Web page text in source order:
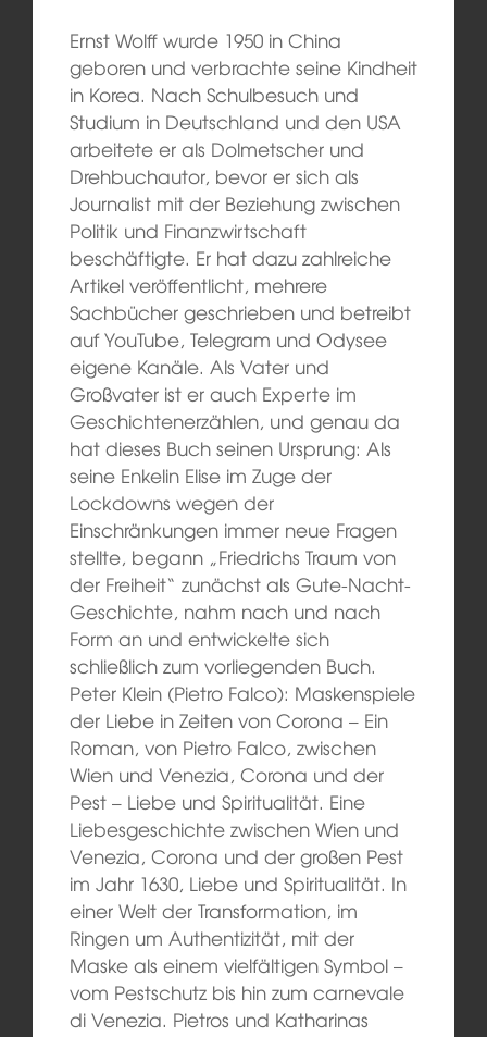
Ernst Wolff wurde 1950 in China
geboren und verbrachte seine Kindheit
in Korea. Nach Schulbesuch und
Studium in Deutschland und den USA
arbeitete er als Dolmetscher und
Drehbuchautor, bevor er sich als
Journalist mit der Beziehung zwischen
Politik und Finanzwirtschaft
beschäftigte. Er hat dazu zahlreiche
Artikel veröffentlicht, mehrere
Sachbücher geschrieben und betreibt
auf YouTube, Telegram und Odysee
eigene Kanäle. Als Vater und
Großvater ist er auch Experte im
Geschichtenerzählen, und genau da
hat dieses Buch seinen Ursprung: Als
seine Enkelin Elise im Zuge der
Lockdowns wegen der
Einschränkungen immer neue Fragen
stellte, begann „Friedrichs Traum von
der Freiheit“ zunächst als Gute-Nacht-
Geschichte, nahm nach und nach
Form an und entwickelte sich
schließlich zum vorliegenden Buch.
Peter Klein (Pietro Falco): Maskenspiele
der Liebe in Zeiten von Corona – Ein
Roman, von Pietro Falco, zwischen
Wien und Venezia, Corona und der
Pest – Liebe und Spiritualität. Eine
Liebesgeschichte zwischen Wien und
Venezia, Corona und der großen Pest
im Jahr 1630, Liebe und Spiritualität. In
einer Welt der Transformation, im
Ringen um Authentizität, mit der
Maske als einem vielfältigen Symbol –
vom Pestschutz bis hin zum carnevale
di Venezia. Pietros und Katharinas